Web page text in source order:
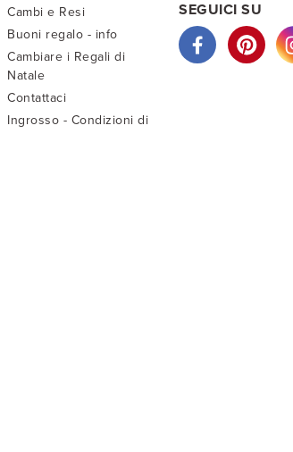
Cambi e Resi
Buoni regalo - info
Cambiare i Regali di
Natale
Contattaci
Ingrosso - Condizioni di
SEGUICI SU